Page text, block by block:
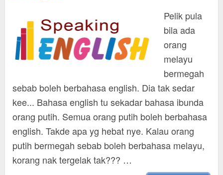
Pelik pula
bila ada
orang
melayu
bermegah
sebab boleh berbahasa english. Dia tak sedar
kee... Bahasa english tu sekadar bahasa ibunda
orang putih. Semua orang putih boleh berbahasa
english. Takde apa yg hebat nye. Kalau orang
putih bermegah sebab boleh berbahasa melayu,
korang nak tergelak tak??? …